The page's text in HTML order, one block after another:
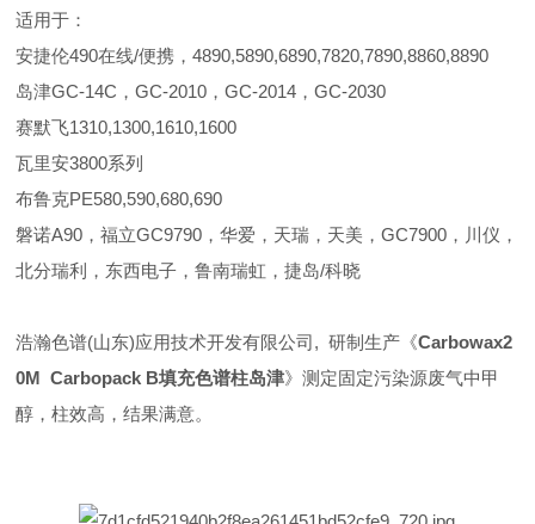
适用于：
安捷伦490在线/便携，4890,5890,6890,7820,7890,8860,8890
岛津GC-14C，GC-2010，GC-2014，GC-2030
赛默飞1310,1300,1610,1600
瓦里安3800系列
布鲁克PE580,590,680,690
磐诺A90，福立GC9790，华爱，天瑞，天美，GC7900，川仪，
北分瑞利，东西电子，鲁南瑞虹，捷岛/科晓
浩瀚色谱(山东)应用技术开发有限公司, 研制生产《Carbowax2
0M Carbopack B填充色谱柱岛津》测定固定污染源废气中甲
醇，柱效高，结果满意。